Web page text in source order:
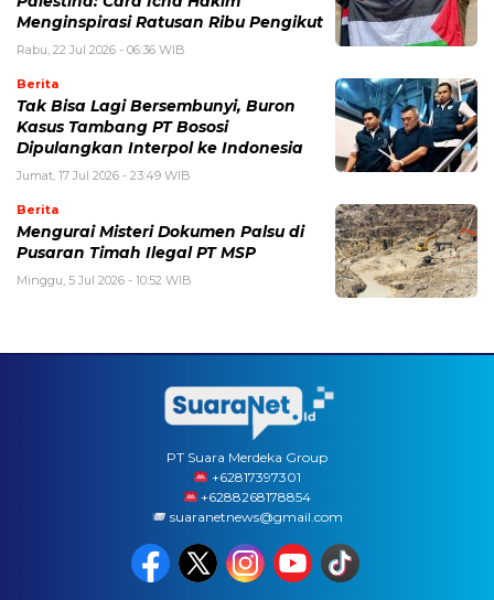
Menginspirasi Ratusan Ribu Pengikut
Rabu, 22 Jul 2026 - 06:36 WIB
Berita
Tak Bisa Lagi Bersembunyi, Buron
Kasus Tambang PT Bososi
Dipulangkan Interpol ke Indonesia
Jumat, 17 Jul 2026 - 23:49 WIB
Berita
Mengurai Misteri Dokumen Palsu di
Pusaran Timah Ilegal PT MSP
Minggu, 5 Jul 2026 - 10:52 WIB
PT Suara Merdeka Group
‪+62817397301
+6288268178854
suaranetnews@gmail.com